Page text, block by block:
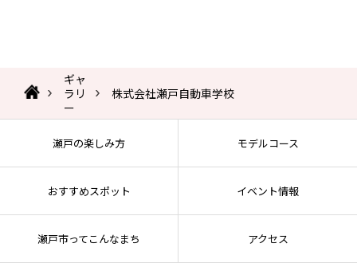
ギャ
ラリ
ー
株式会社瀬戸自動車学校
瀬戸の楽しみ方 モデルコース
おすすめスポット イベント情報
瀬戸市ってこんなまち アクセス